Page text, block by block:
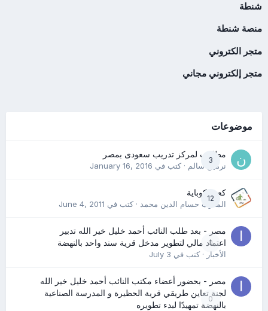
شنطة
منصة شنطة
متجر الكتروني
متجر إلكتروني مجاني
موضوعات
3
مطلوب لمركز تدريب سعودى بمصر
نرمين سالم· كتب في January 16, 2016
12
كعب كوباية
المدرب حسام الدين محمد· كتب في June 4, 2011
0
مصر - بعد طلب النائب أحمد خليل خير الله تدبير
اعتماد مالي لتطوير مدخل قرية سند واحد بالنهضة
الأخبار· كتب في July 3
0
مصر - بحضور أعضاء مكتب النائب أحمد خليل خير الله
لجنة تعاين طريقي قرية الحظيرة و المدرسة الصناعية
بالنهضة تمهيدًا لبدء تطويره